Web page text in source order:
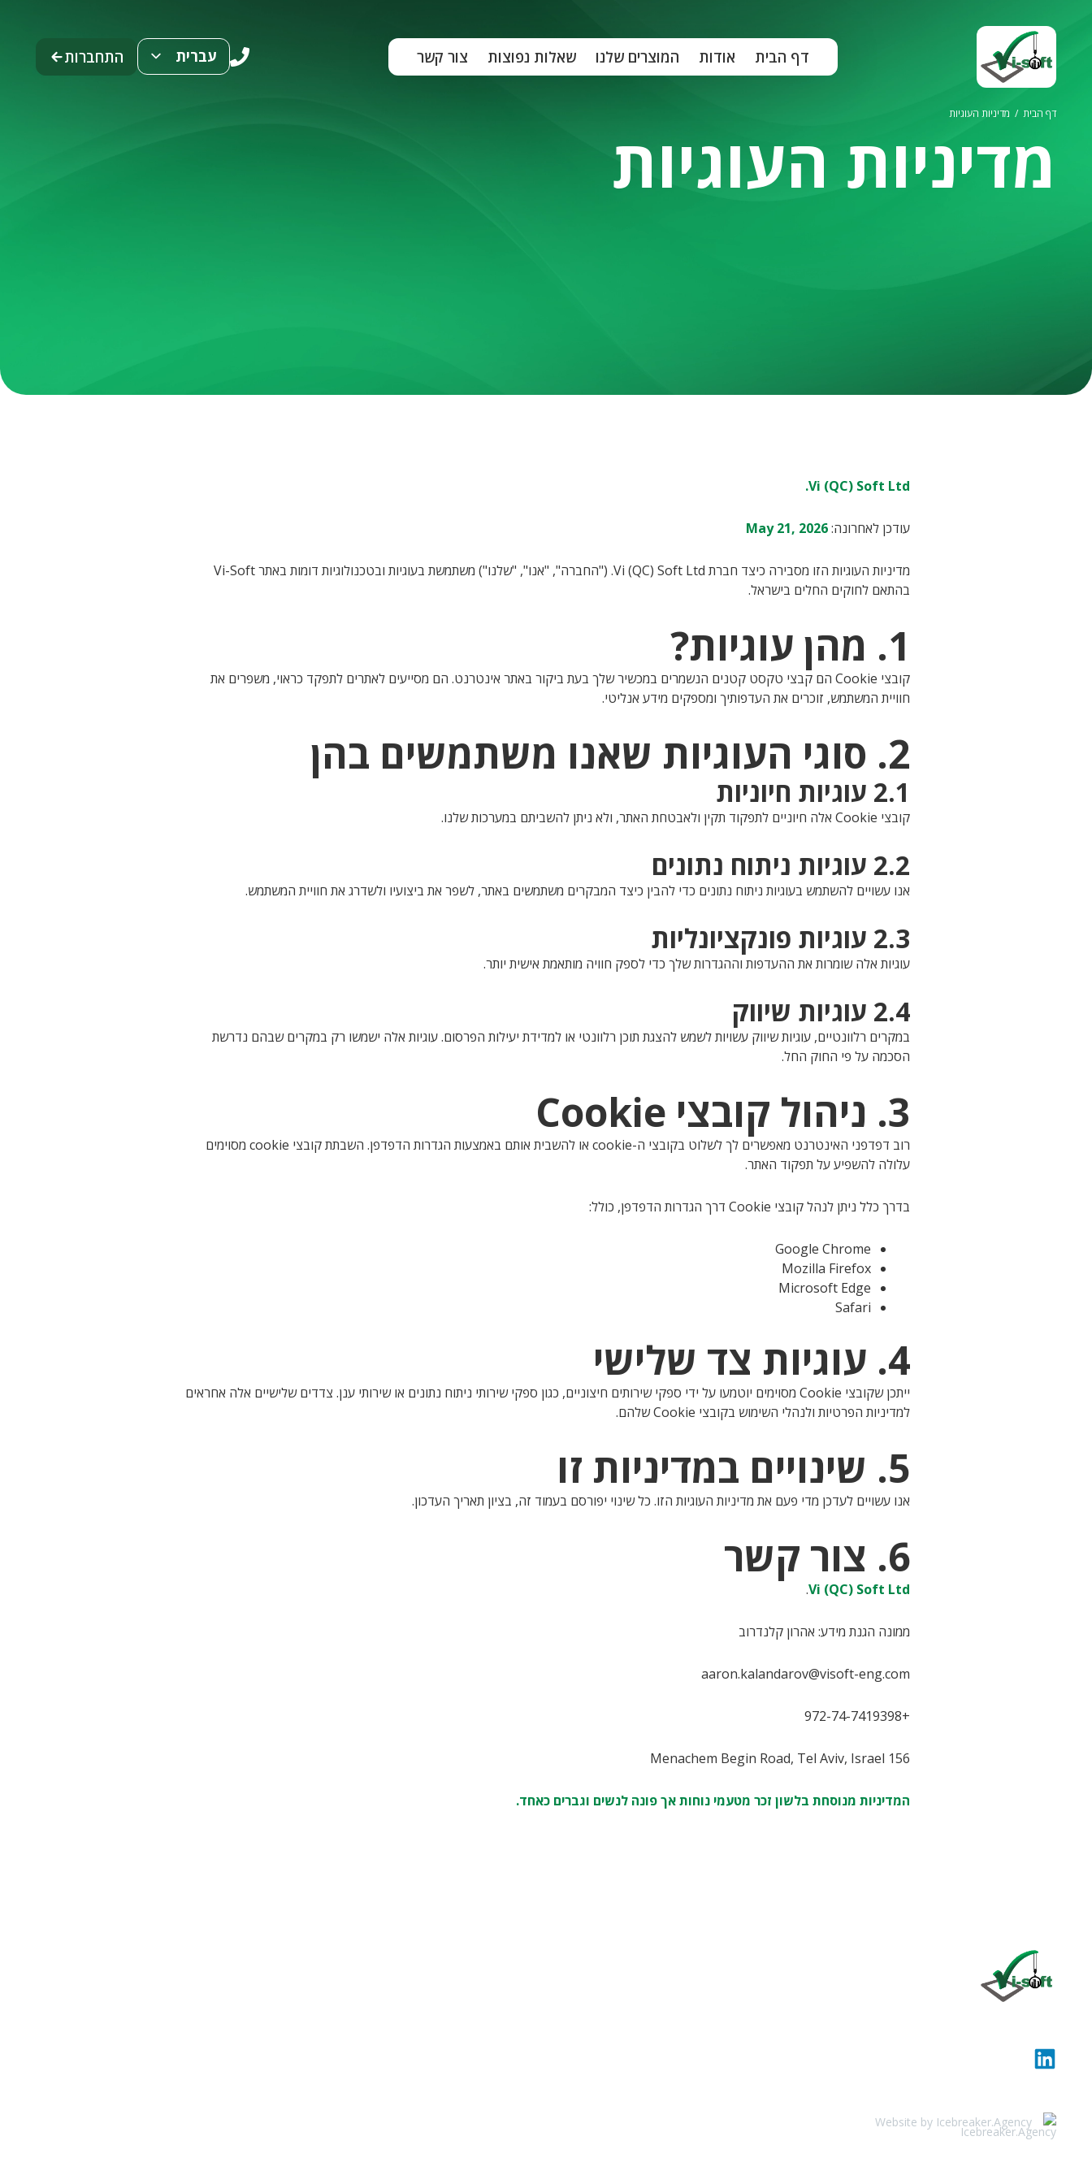
דף הבית אודות המוצרים שלנו שאלות נפוצות צור קשר עברית התחברות
דף הבית / מדיניות העוגיות
מדיניות העוגיות
Vi (QC) Soft Ltd.
עודכן לאחרונה:May 21, 2026
מדיניות העוגיות הזו מסבירה כיצד חברת Vi (QC) Soft Ltd. ("החברה", "אנו", "שלנו") משתמשת בעוגיות ובטכנולוגיות דומות באתר
Vi-Soft
בהתאם לחוקים החלים בישראל.
1. מהן עוגיות?
קובצי Cookie הם קבצי טקסט קטנים הנשמרים במכשיר שלך בעת ביקור באתר אינטרנט. הם מסייעים לאתרים לתפקד כראוי, משפרים את
חוויית המשתמש, זוכרים את העדפותיך ומספקים מידע אנליטי.
2. סוגי העוגיות שאנו משתמשים בהן
2.1 עוגיות חיוניות
קובצי Cookie אלה חיוניים לתפקוד תקין ולאבטחת האתר, ולא ניתן להשביתם במערכות שלנו.
2.2 עוגיות ניתוח נתונים
אנו עשויים להשתמש בעוגיות ניתוח נתונים כדי להבין כיצד המבקרים משתמשים באתר, לשפר את ביצועיו ולשדרג את חוויית המשתמש.
2.3 עוגיות פונקציונליות
עוגיות אלה שומרות את ההעדפות וההגדרות שלך כדי לספק חוויה מותאמת אישית יותר.
2.4 עוגיות שיווק
במקרים רלוונטיים, עוגיות שיווק עשויות לשמש להצגת תוכן רלוונטי או למדידת יעילות הפרסום. עוגיות אלה ישמשו רק במקרים שבהם נדרשת
הסכמה על פי החוק החל.
3. ניהול קובצי Cookie
רוב דפדפני האינטרנט מאפשרים לך לשלוט בקובצי ה-cookie או להשבית אותם באמצעות הגדרות הדפדפן. השבתת קובצי cookie מסוימים
עלולה להשפיע על תפקוד האתר.
בדרך כלל ניתן לנהל קובצי Cookie דרך הגדרות הדפדפן, כולל:
Google Chrome
Mozilla Firefox
Microsoft Edge
Safari
4. עוגיות צד שלישי
ייתכן שקובצי Cookie מסוימים יוטמעו על ידי ספקי שירותים חיצוניים, כגון ספקי שירותי ניתוח נתונים או שירותי ענן. צדדים שלישיים אלה אחראים
למדיניות הפרטיות ולנהלי השימוש בקובצי Cookie שלהם.
5. שינויים במדיניות זו
אנו עשויים לעדכן מדי פעם את מדיניות העוגיות הזו. כל שינוי יפורסם בעמוד זה, בציון תאריך העדכון.
6. צור קשר
Vi (QC) Soft Ltd
.
ממונה הגנת מידע: אהרון קלנדרוב
aaron.kalandarov@visoft-eng.com
+972-74-7419398
156 Menachem Begin Road, Tel Aviv, Israel
המדיניות מנוסחת בלשון זכר מטעמי נוחות אך פונה לנשים וגברים כאחד.
Website by Icebreaker.Agency